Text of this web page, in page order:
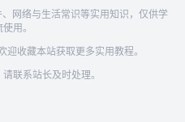
网络与生活常识等实用知识，仅供学
用。
收藏本站获取更多实用教程。
联系站长及时处理。